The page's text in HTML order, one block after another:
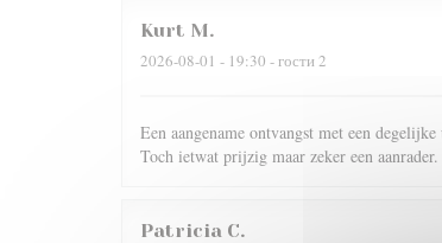
Kurt M
2026-08-01 - 19:30 - гости 2
Een aangename ontvangst met een
Toch ietwat prijzig maar zeker een aanrader.
Patricia C